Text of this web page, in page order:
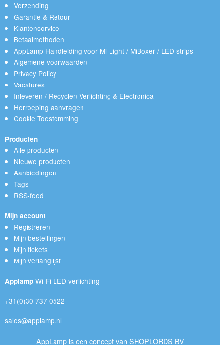
Verzending
Garantie & Retour
Klantenservice
Betaalmethoden
AppLamp Handleiding voor Mi-Light / MiBoxer / LED strips
Algemene voorwaarden
Privacy Policy
Vacatures
Inleveren / Recyclen Verlichting & Electronica
Herroeping aanvragen
Cookie Toestemming
Producten
Alle producten
Nieuwe producten
Aanbiedingen
Tags
RSS-feed
Mijn account
Registreren
Mijn bestellingen
Mijn tickets
Mijn verlanglijst
Applamp Wi-Fi LED verlichting
+31(0)30 737 0522
sales@applamp.nl
AppLamp is een concept van SHOPLORDS BV